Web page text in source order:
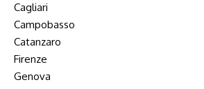
Cagliari
Campobasso
Catanzaro
Firenze
Genova